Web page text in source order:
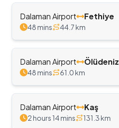
Dalaman Airport Fethiye
48 mins 44.7km
Dalaman Airport Ölüdeniz
48 mins 61.0km
Dalaman Airport Kaş
2 hours 14 mins 131.3km